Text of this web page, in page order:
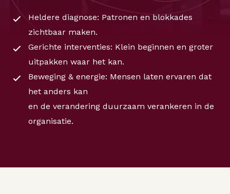
Heldere diagnose: Patronen en blokkades
zichtbaar maken.
Gerichte interventies: Klein beginnen en groter
uitpakken waar het kan.
Beweging & energie: Mensen laten ervaren dat
het anders kan
en de verandering duurzaam verankeren in de
organisatie.